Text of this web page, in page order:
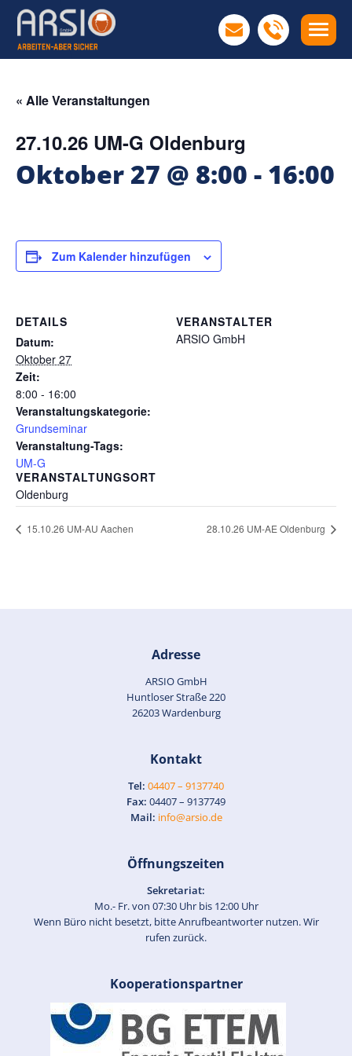
« Alle Veranstaltungen
27.10.26 UM-G Oldenburg
Oktober 27 @ 8:00 - 16:00
Zum Kalender hinzufügen
DETAILS
Datum:
Oktober 27
Zeit:
8:00 - 16:00
Veranstaltungskategorie:
Grundseminar
Veranstaltung-Tags:
UM-G
VERANSTALTUNGSORT
Oldenburg
VERANSTALTER
ARSIO GmbH
15.10.26 UM-AU Aachen 28.10.26 UM-AE Oldenburg
Adresse
ARSIO GmbH
Huntloser Straße 220
26203 Wardenburg
Kontakt
Tel: 04407 – 9137740
Fax: 04407 – 9137749
Mail: info@arsio.de
Öffnungszeiten
Sekretariat:
Mo.- Fr. von 07:30 Uhr bis 12:00 Uhr
Wenn Büro nicht besetzt, bitte Anrufbeantworter nutzen. Wir
rufen zurück.
Kooperationspartner